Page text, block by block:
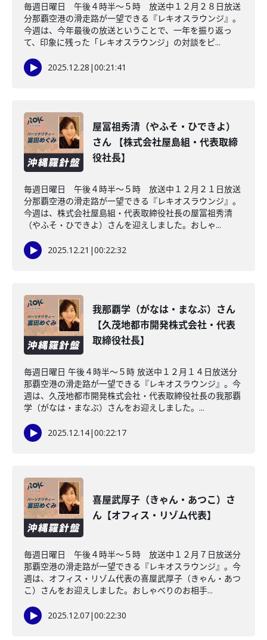
毎週日曜日 午後４時半～５時 放送中１２月２８日放送
分那覇空港の滑走路が一望できる『レキオスラウンジ』。
今週は、今年最後の放送ということで、一年を振り返っ
て、印象に残った「レキオスラウンジ」の対談をピ...
2025.12.28 |00:21:41
屋冨祖秀清（やふそ・ひできよ）
さん 【株式会社屋島組・代表取締
役社長】
毎週日曜日 午後４時半～５時 放送中１２月２１日放送
分那覇空港の滑走路が一望できる『レキオスラウンジ』。
今週は、株式会社屋島組・代表取締役社長の屋冨祖秀清
（やふそ・ひできよ）さんを迎えしました。おしゃ...
2025.12.21 |00:22:32
我那覇学（がなは・まなぶ）さん
【久茂地都市開発株式会社・代表
取締役社長】
毎週日曜日 午後４時半～５時 放送中１２月１４日放送分
那覇空港の滑走路が一望できる『レキオスラウンジ』。今
週は、久茂地都市開発株式会社・代表取締役社長の我那覇
学（がなは・まなぶ）さんをお迎えしました。...
2025.12.14|00:22:17
喜屋武厚子（きゃん・あつこ）さ
ん【オフィス・リゾム代表】
毎週日曜日 午後４時半～５時 放送中１２月７日放送分
那覇空港の滑走路が一望できる『レキオスラウンジ』。今
週は、オフィス・リゾム代表の喜屋武厚子（きゃん・あつ
こ）さんをお迎えしました。おしゃべりのお相手...
2025.12.07|00:22:30